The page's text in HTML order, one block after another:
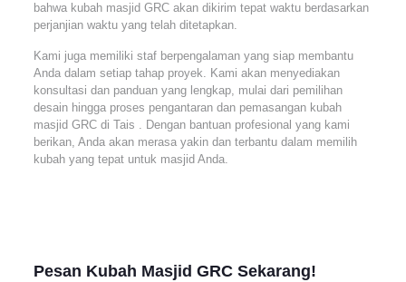
bahwa kubah masjid GRC akan dikirim tepat waktu berdasarkan
perjanjian waktu yang telah ditetapkan.
Kami juga memiliki staf berpengalaman yang siap membantu
Anda dalam setiap tahap proyek. Kami akan menyediakan
konsultasi dan panduan yang lengkap, mulai dari pemilihan
desain hingga proses pengantaran dan pemasangan kubah
masjid GRC di Tais . Dengan bantuan profesional yang kami
berikan, Anda akan merasa yakin dan terbantu dalam memilih
kubah yang tepat untuk masjid Anda.
Pesan Kubah Masjid GRC Sekarang!